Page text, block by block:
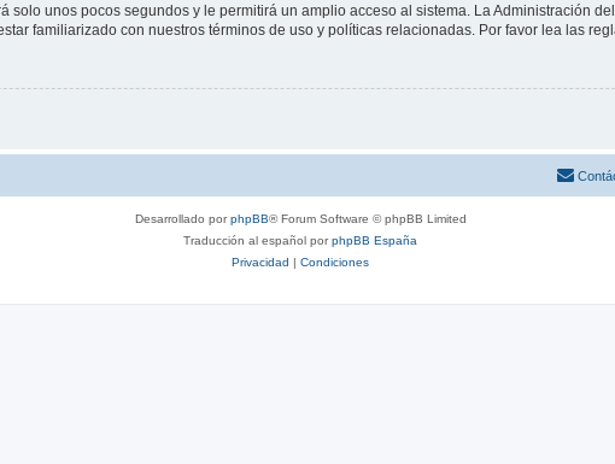
solo unos pocos segundos y le permitirá un amplio acceso al sistema. La Administración
familiarizado con nuestros términos de uso y políticas relacionadas. Por favor lea las
Desarrollado porphpBB® Forum Software © phpBB Limited
Traducción al español porphpBB España
Privacidad | Condiciones